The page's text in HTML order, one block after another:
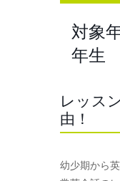
対象
年生
レッス
由！
幼少期から